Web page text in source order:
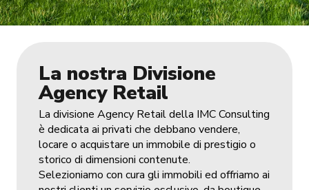
La nostra Divisione
Agency Retail
La divisione Agency Retail della IMC Consulting
è dedicata ai privati che debbano vendere,
locare o acquistare un immobile di prestigio o
storico di dimensioni contenute.
Selezioniamo con cura gli immobili ed offriamo ai